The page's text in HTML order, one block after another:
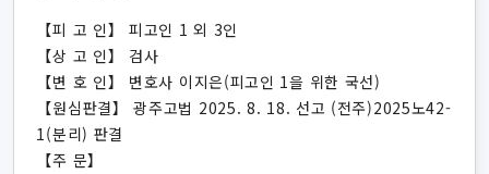
【피 고 인】 피고인 1 외 3인
【상 고 인】 검사
【변 호 인】 변호사 이지은(피고인 1을 위한 국선)
【원심판결】 광주고법 2025. 8. 18. 선고 (전주)2025노42-
1(분리) 판결
【주 문】